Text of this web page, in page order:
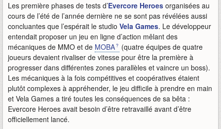
Les première phases de tests d’Evercore Heroes organisées au
cours de l’été de l’année dernière ne se sont pas révélées aussi
concluantes que l’espérait le studio Vela Games. Le développeur
entendait proposer un jeu en ligne d’action mêlant des
mécaniques de MMO et de MOBA
(quatre équipes de quatre
joueurs devaient rivaliser de vitesse pour être la première à
progresser dans différentes zones parallèles et vaincre un boss).
Les mécaniques à la fois compétitives et coopératives étaient
plutôt complexes à appréhender, le jeu difficile à prendre en main
et Vela Games a tiré toutes les conséquences de sa bêta :
Evercore Heroes avait besoin d’être retravaillé avant d’être
officiellement lancé.